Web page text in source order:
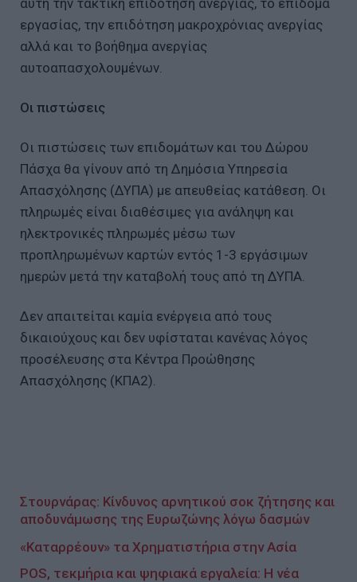
εργασίας, την επιδότηση μακροχρόνιας ανεργίας
αλλά και το βοήθημα ανεργίας
αυτοαπασχολουμένων.
Οι πιστώσεις
Οι πιστώσεις των επιδομάτων και του Δώρου
Πάσχα θα γίνουν από τη Δημόσια Υπηρεσία
Απασχόλησης (ΔΥΠΑ) με απευθείας κατάθεση. Οι
πληρωμές είναι διαθέσιμες για ανάληψη και
ηλεκτρονικές πληρωμές μέσω των
προπληρωμένων καρτών εντός 1-3 εργάσιμων
ημερών μετά την καταβολή τους από τη ΔΥΠΑ.
Δεν απαιτείται καμία ενέργεια από τους
δικαιούχους και δεν υφίσταται κανένας λόγος
προσέλευσης στα Κέντρα Προώθησης
Απασχόλησης (ΚΠΑ2).
Στουρνάρας: Κίνδυνος αρνητικού σοκ ζήτησης και
αποδυνάμωσης της Ευρωζώνης λόγω δασμών
«Καταρρέουν» τα Χρηματιστήρια στην Ασία
POS, τεκμήρια και ψηφιακά εργαλεία: Η νέα